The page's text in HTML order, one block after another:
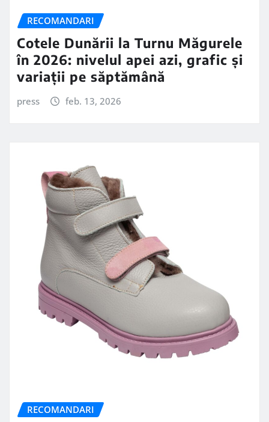
RECOMANDARI
Cotele Dunării la Turnu Măgurele
în 2026: nivelul apei azi, grafic și
variații pe săptămână
press feb. 13, 2026
RECOMANDARI